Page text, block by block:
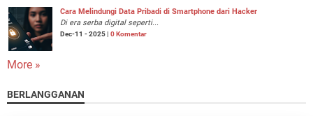
Cara Melindungi Data Pribadi di Smartphone dari Hacker
Di era serba digital seperti...
Dec-11 - 2025 | 0 Komentar
More »
BERLANGGANAN